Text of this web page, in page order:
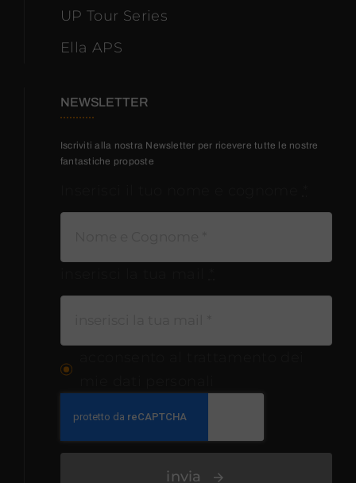
UP Tour Series
Ella APS
NEWSLETTER
Iscriviti alla nostra Newsletter per ricevere tutte le nostre
fantastiche proposte
invia